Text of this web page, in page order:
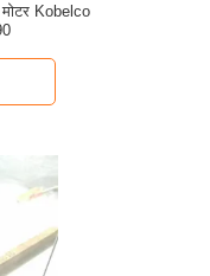
मोटर Kobelco